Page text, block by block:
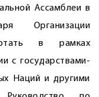
Ассамблеи в
Организации
в рамках
с государствами-
Наций и другими